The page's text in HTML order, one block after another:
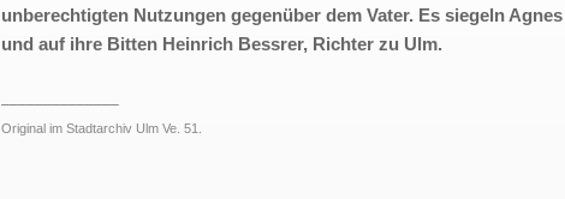
unberechtigten Nutzungen gegenüber dem Vater. Es siegeln Agnes
und auf ihre Bitten Heinrich Bessrer, Richter zu Ulm.
Original im Stadtarchiv Ulm Ve. 51.